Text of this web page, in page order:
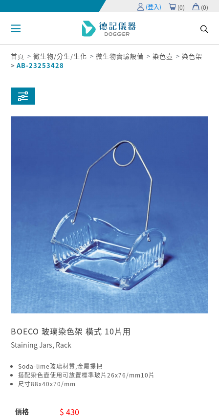
(登入) (0) (0)
首頁 微生物/分生/生化 微生物實驗設備 染色壺
染色架
AB-23253428
BOECO 玻璃染色架 橫式 10片用
Staining Jars, Rack
Soda-lime玻璃材質,金屬提把
搭配染色壺使用可放置標準玻片26x76/mm10片
尺寸88x40x70/mm
價格 $ 430